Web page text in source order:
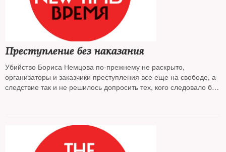
Преступление без наказания
Убийство Бориса Немцова по-прежнему не раскрыто,
организаторы и заказчики преступления все еще на свободе, а
следствие так и не решилось допросить тех, кого следовало бы